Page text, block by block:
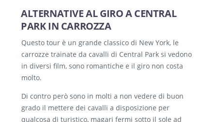
No, la mancia non è compresa
ALTERNATIVE AL GIRO A CENTRAL
PARK IN CARROZZA
Questo tour è un grande classico di New York, le
carrozze trainate da cavalli di Central Park si vedono
in diversi film, sono romantiche e il giro non costa
molto.
Di contro però sono in molti a non vedere di buon
grado il mettere dei cavalli a disposizione per
qualcosa di turistico, magari fermi sotto il sole ad